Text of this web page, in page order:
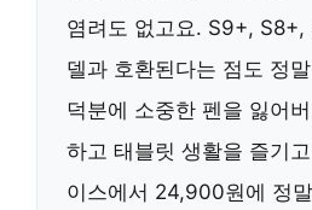
염려도 없고요. S9+, S8+,
델과 호환된다는 점도 정
덕분에 소중한 펜을 잃어
하고 태블릿 생활을 즐기
이스에서 24,900원에 정